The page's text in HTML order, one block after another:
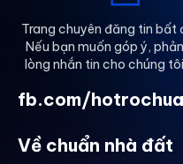
Trang chuyên đăng tin bất
Nếu bạn muốn góp ý,
lòng nhắn tin cho chúng
fb.com/
Về chuẩn nhà đất